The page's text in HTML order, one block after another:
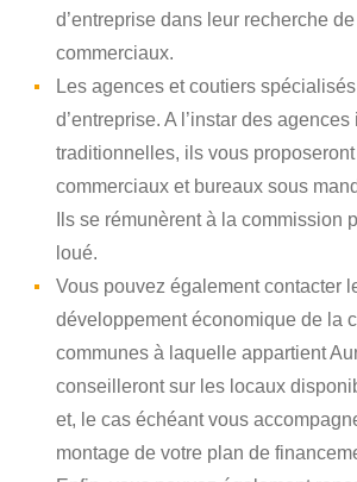
d’entreprise dans leur recherche
commerciaux.
Les agences et coutiers
d’entreprise. A l’instar des
traditionnelles, ils vous
commerciaux et bureaux sous
Ils se rémunèrent à la commission
loué.
Vous pouvez également contacter
développement économique de la
communes à laquelle appartient
conseilleront sur les locaux
et, le cas échéant vous
montage de votre plan de